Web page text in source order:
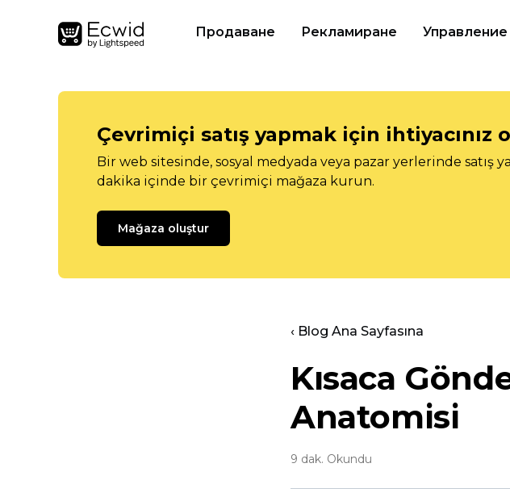
Продаване Рекламиране Управление
Çevrimiçi satış yapmak için ihtiyacınız
Bir web sitesinde, sosyal medyada veya pazar yerlerinde satış
dakika içinde bir çevrimiçi mağaza kurun.
Mağaza oluştur
‹ Blog Ana Sayfasına
Kısaca
Anatomisi
9 dak. Okundu